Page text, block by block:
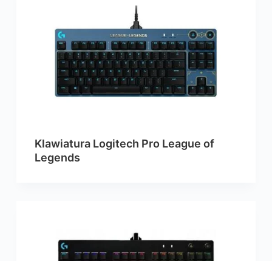
Klawiatura Logitech Pro League of
Legends